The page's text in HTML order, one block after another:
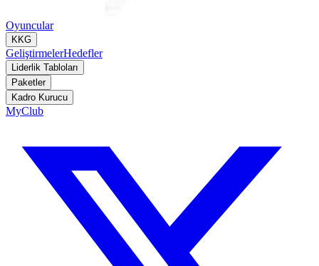
Oyuncular
KKG
GeliştirmelerHedefler
Liderlik Tabloları
Paketler
Kadro Kurucu
MyClub